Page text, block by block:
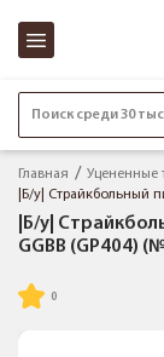
Поиск среди 30
Главная Уцененные
|Б/у| Страйкбольный
|Б/у|
GGBB (GP404)